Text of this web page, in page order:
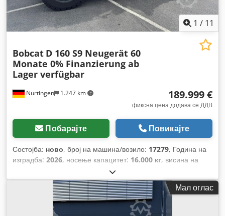
1 / 11
Nürtingen 1.247 km
Bobcat D 160 S9 Neugerät 60
Monate 0% Finanzierung ab
Lager verfügbar
189.999 €
фиксна цена додава се ДДВ
Побарајте Повикајте
Состојба: ново, број на машина/возило: 17279, Година на
изградба: 2026, носење капацитет: 16.000 кг, висина на
, слободно подигање:
центар на товарот:600 мм, тип на гориво:дизел, тип на
триплекс, градежна височина:3.030 мм , должина
на вилушките:2.400 мм, големина на предната гума:
, димензија на задна гума:12.00-20 100%
Мал оглас